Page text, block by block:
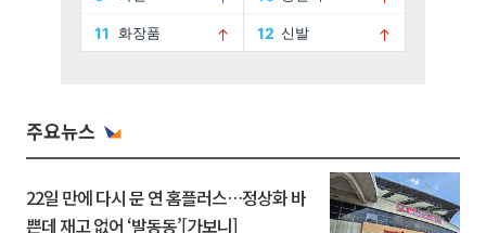
주요뉴스
22일 만에 다시 문 연 홈플러스…정상화 바
쁜데 재고 없어 ‘발동동’[가보니]